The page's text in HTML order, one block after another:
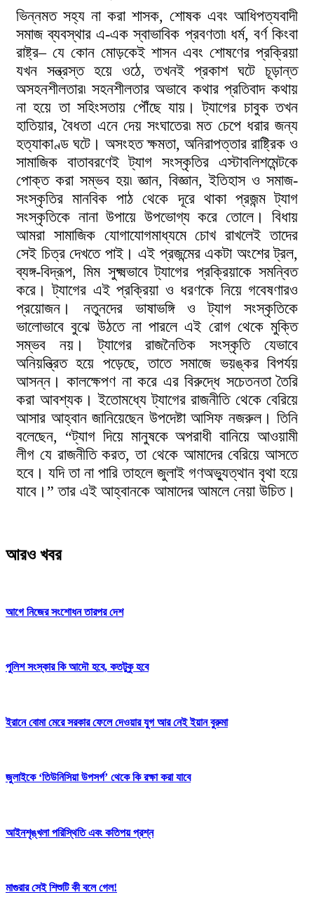
ভিন্নমত সহ্য না করা শাসক, শোষক এবং আধিপত্যবাদী
সমাজ ব্যবস্থার এ-এক স্বাভাবিক প্রবণতা৷ ধর্ম, বর্ণ কিংবা
রাষ্ট্র– যে কোন মোড়কেই শাসন এবং শোষণের প্রক্রিয়া
যখন সন্ত্রস্ত হয়ে ওঠে, তখনই প্রকাশ ঘটে চূড়ান্ত
অসহনশীলতার৷ সহনশীলতার অভাবে কথার প্রতিবাদ কথায়
না হয়ে তা সহিংসতায় পৌঁছে যায়। ট্যাগের চাবুক তখন
হাতিয়ার, বৈধতা এনে দেয় সংঘাতের৷ মত চেপে ধরার জন্য
হত্যাকাণ্ড ঘটে। অসংহত ক্ষমতা, অনিরাপত্তার রাষ্ট্রিক ও
সামাজিক বাতাবরণেই ট্যাগ সংস্কৃতির এস্টাবলিশমেন্টকে
পোক্ত করা সম্ভব হয়৷ জ্ঞান, বিজ্ঞান, ইতিহাস ও সমাজ-
সংস্কৃতির মানবিক পাঠ থেকে দূরে থাকা প্রজন্ম ট্যাগ
সংস্কৃতিকে নানা উপায়ে উপভোগ্য করে তোলে। বিধায়
আমরা সামাজিক যোগাযোগমাধ্যমে চোখ রাখলেই তাদের
সেই চিত্র দেখতে পাই। এই প্রজন্মের একটা অংশের ট্রল,
ব্যঙ্গ-বিদ্রূপ, মিম সুক্ষ্মভাবে ট্যাগের প্রক্রিয়াকে সমন্বিত
করে। ট্যাগের এই প্রক্রিয়া ও ধরণকে নিয়ে গবেষণারও
প্রয়োজন। নতুনদের ভাষাভঙ্গি ও ট্যাগ সংস্কৃতিকে
ভালোভাবে বুঝে উঠতে না পারলে এই রোগ থেকে মুক্তি
সম্ভব নয়। ট্যাগের রাজনৈতিক সংস্কৃতি যেভাবে
অনিয়ন্ত্রিত হয়ে পড়েছে, তাতে সমাজে ভয়ঙ্কর বিপর্যয়
আসন্ন। কালক্ষেপণ না করে এর বিরুদ্ধে সচেতনতা তৈরি
করা আবশ্যক। ইতোমধ্যে ট্যাগের রাজনীতি থেকে বেরিয়ে
আসার আহ্বান জানিয়েছেন উপদেষ্টা আসিফ নজরুল। তিনি
বলেছেন, “ট্যাগ দিয়ে মানুষকে অপরাধী বানিয়ে আওয়ামী
লীগ যে রাজনীতি করত, তা থেকে আমাদের বেরিয়ে আসতে
হবে। যদি তা না পারি তাহলে জুলাই গণঅভ্যুত্থান বৃথা হয়ে
যাবে।” তার এই আহ্বানকে আমাদের আমলে নেয়া উচিত।
আরও খবর
আগে নিজের সংশোধন তারপর দেশ
পুলিশ সংস্কার কি আদৌ হবে, কতটুকু হবে
ইরানে বোমা মেরে সরকার ফেলে দেওয়ার যুগ আর নেই ইয়ান বুরুমা
জুলাইকে ‘তিউনিসিয়া উপসর্গ’ থেকে কি রক্ষা করা যাবে
আইনশৃঙ্খলা পরিস্থিতি এবং কতিপয় প্রশ্ন
মাগুরার সেই শিশুটি কী বলে গেল!